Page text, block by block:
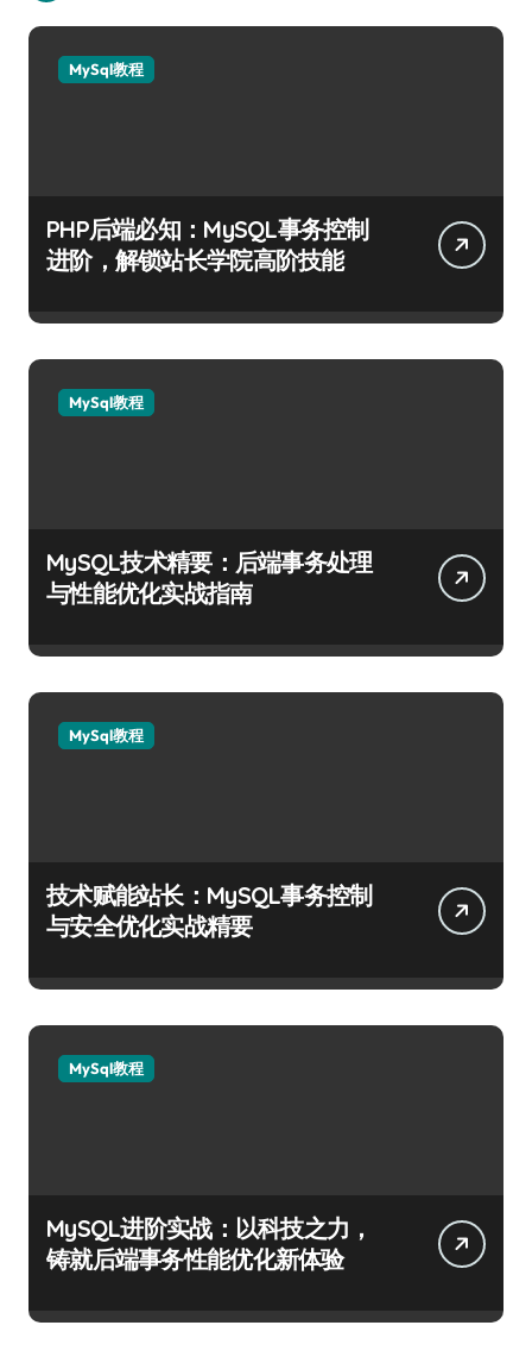
MySql教程
PHP后端必知：MySQL事务控制
进阶，解锁站长学院高阶技能
MySql教程
MySQL技术精要：后端事务处理
与性能优化实战指南
MySql教程
技术赋能站长：MySQL事务控制
与安全优化实战精要
MySql教程
MySQL进阶实战：以科技之力，
铸就后端事务性能优化新体验